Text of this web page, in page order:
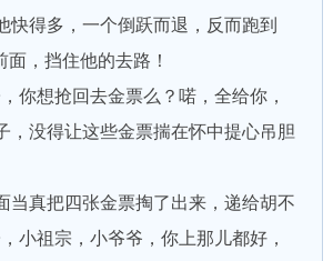
得多，一个倒跃而退，反而跑到
面，挡住他的去路！
想抢回去金票么？喏，全给你，
，没得让这些金票揣在怀中提心吊胆
真把四张金票掏了出来，递给胡不
小祖宗，小爷爷，你上那儿都好，